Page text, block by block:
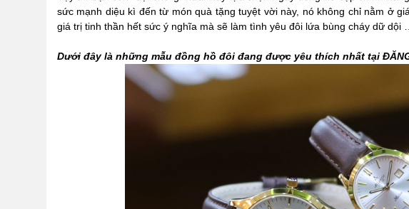
sức mạnh diệu kì đến từ món quà tặng tuyệt vời này, nó không chỉ nằm ở
giá trị tinh thần hết sức ý nghĩa mà sẽ làm tình yêu đôi lứa bùng cháy dữ dội …
Dưới đây là những mẫu đồng hồ đôi đang được yêu thích nhất tại